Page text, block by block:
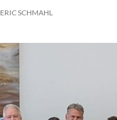
ERIC SCHMAHL